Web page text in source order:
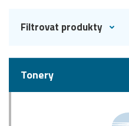
Filtrovat produkty
Tonery